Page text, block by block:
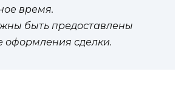
время.
быть предоставлены
оформления сделки.